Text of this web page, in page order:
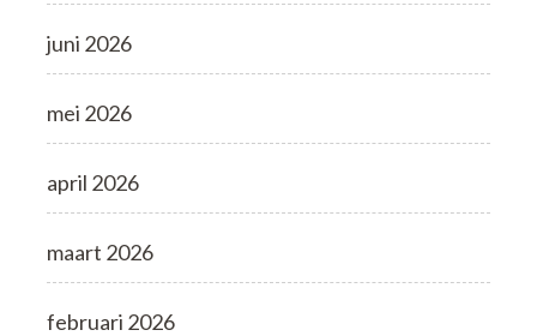
juni 2026
mei 2026
april 2026
maart 2026
februari 2026